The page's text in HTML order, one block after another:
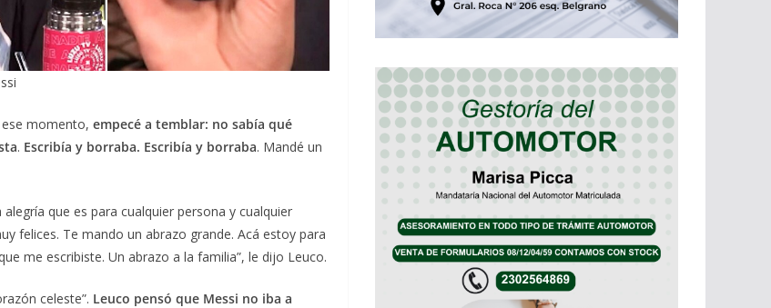
momento, empecé a temblar: no sabía qué
. Escribía y borraba. Escribía y borraba. Mandé un
que es para cualquier persona y cualquier
felices. Te mando un abrazo grande. Acá estoy para
me escribiste. Un abrazo a la familia”, le dijo Leuco.
celeste”. Leuco pensó que Messi no iba a